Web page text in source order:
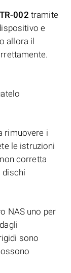
TR-002 tramite
e
allora il
rimuovere i
le istruzioni
corretta
dischi
NAS uno per
sono